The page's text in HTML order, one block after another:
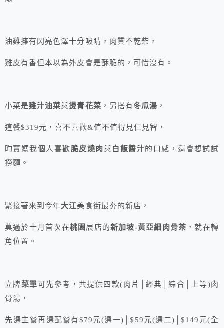
油雞擁有閃亮色澤十分吸睛，肉質不乾柴，
雞皮有香但本以為外皮會是酥脆的，可惜沒有。
小菜是雞汁油菜與燙青花菜 ，另搭有冬瓜湯 ，
這餐$319元，喜不喜歡&值不值得見仁見智，
昀寶媽我個人喜歡脆皮燒肉與白飯醬汁的口感，還會想試試
撈麵。
緊接著來到今年大江美食街最夯的新店，
莫過於十月首次在桃園 展店的新加坡-黃亞細肉骨茶 ，就在轉
角位置。
立牌菜單 可先參考，共提供四款(肉片│經典│綜合│上等)肉
骨湯，
先選主餐再選配餐有$79元(選一)│$59元(選二)│$149元(全